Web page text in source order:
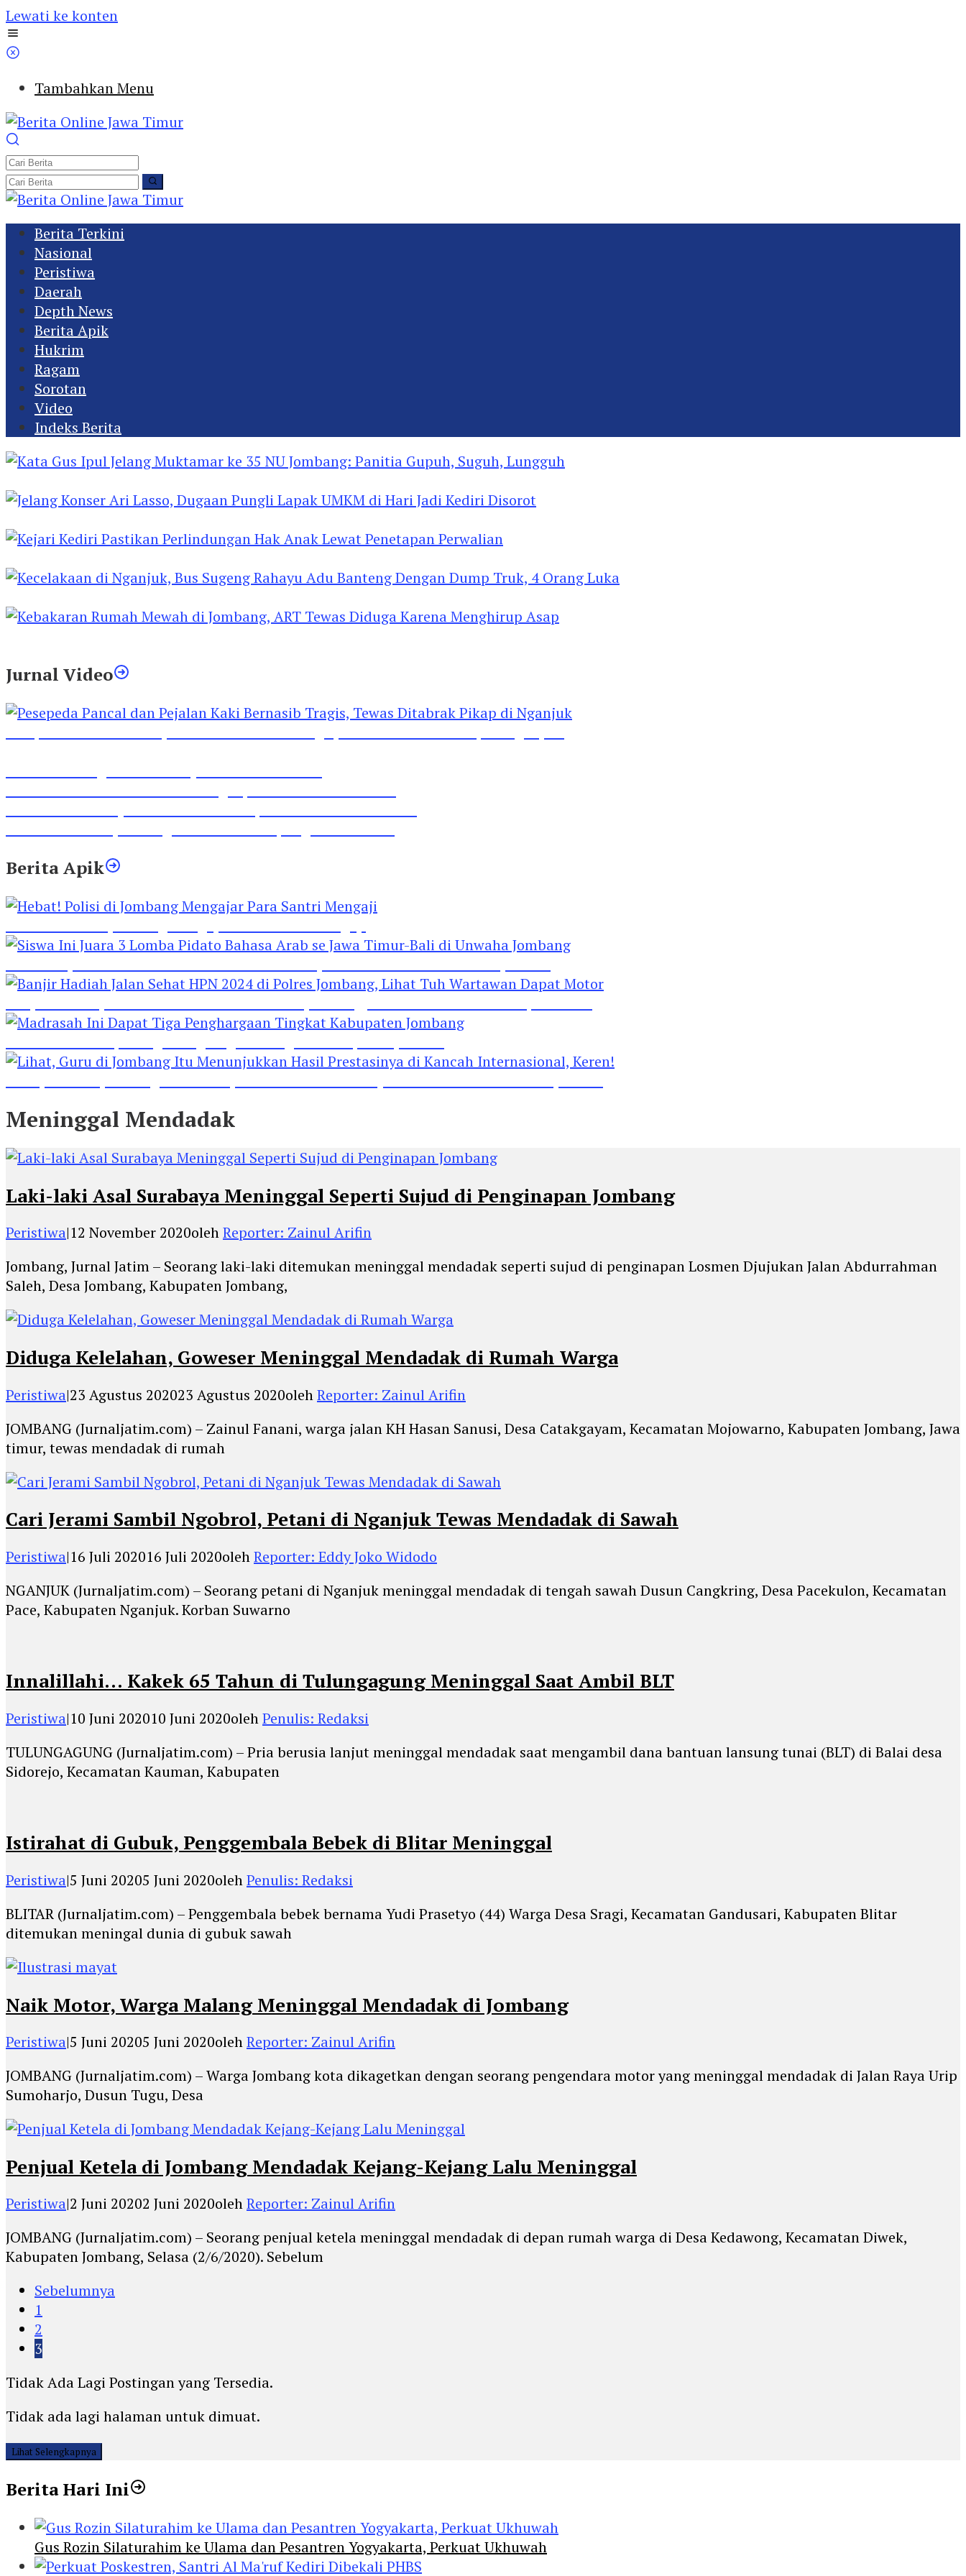
Lewati ke konten
Tambahkan Menu
Berita Terkini
Nasional
Peristiwa
Daerah
Depth News
Berita Apik
Hukrim
Ragam
Sorotan
Video
Indeks Berita
Jurnal Video
Berita Apik
Meninggal Mendadak
Laki-laki Asal Surabaya Meninggal Seperti Sujud di Penginapan Jombang
Peristiwa|12 November 2020olehReporter: Zainul Arifin
Jombang, Jurnal Jatim – Seorang laki-laki ditemukan meninggal mendadak seperti sujud di penginapan Losmen Djujukan Jalan Abdurrahman
Saleh, Desa Jombang, Kabupaten Jombang,
Diduga Kelelahan, Goweser Meninggal Mendadak di Rumah Warga
Peristiwa|23 Agustus 202023 Agustus 2020olehReporter: Zainul Arifin
JOMBANG (Jurnaljatim.com) – Zainul Fanani, warga jalan KH Hasan Sanusi, Desa Catakgayam, Kecamatan Mojowarno, Kabupaten Jombang, Jawa
timur, tewas mendadak di rumah
Cari Jerami Sambil Ngobrol, Petani di Nganjuk Tewas Mendadak di Sawah
Peristiwa|16 Juli 202016 Juli 2020olehReporter: Eddy Joko Widodo
NGANJUK (Jurnaljatim.com) – Seorang petani di Nganjuk meninggal mendadak di tengah sawah Dusun Cangkring, Desa Pacekulon, Kecamatan
Pace, Kabupaten Nganjuk. Korban Suwarno
Innalillahi… Kakek 65 Tahun di Tulungagung Meninggal Saat Ambil BLT
Peristiwa|10 Juni 202010 Juni 2020olehPenulis: Redaksi
TULUNGAGUNG (Jurnaljatim.com) – Pria berusia lanjut meninggal mendadak saat mengambil dana bantuan lansung tunai (BLT) di Balai desa
Sidorejo, Kecamatan Kauman, Kabupaten
Istirahat di Gubuk, Penggembala Bebek di Blitar Meninggal
Peristiwa|5 Juni 20205 Juni 2020olehPenulis: Redaksi
BLITAR (Jurnaljatim.com) – Penggembala bebek bernama Yudi Prasetyo (44) Warga Desa Sragi, Kecamatan Gandusari, Kabupaten Blitar
ditemukan meningal dunia di gubuk sawah
Naik Motor, Warga Malang Meninggal Mendadak di Jombang
Peristiwa|5 Juni 20205 Juni 2020olehReporter: Zainul Arifin
JOMBANG (Jurnaljatim.com) – Warga Jombang kota dikagetkan dengan seorang pengendara motor yang meninggal mendadak di Jalan Raya Urip
Sumoharjo, Dusun Tugu, Desa
Penjual Ketela di Jombang Mendadak Kejang-Kejang Lalu Meninggal
Peristiwa|2 Juni 20202 Juni 2020olehReporter: Zainul Arifin
JOMBANG (Jurnaljatim.com) – Seorang penjual ketela meninggal mendadak di depan rumah warga di Desa Kedawong, Kecamatan Diwek,
Kabupaten Jombang, Selasa (2/6/2020). Sebelum
Sebelumnya
1
2
3
Tidak Ada Lagi Postingan yang Tersedia.
Tidak ada lagi halaman untuk dimuat.
Lihat Selengkapnya
Berita Hari Ini
Gus Rozin Silaturahim ke Ulama dan Pesantren Yogyakarta, Perkuat Ukhuwah